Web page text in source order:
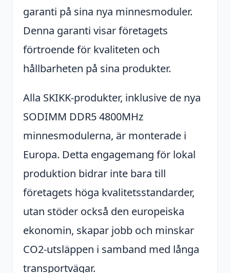
garanti på sina nya minnesmoduler.
Denna garanti visar företagets
förtroende för kvaliteten och
hållbarheten på sina produkter.
Alla SKIKK-produkter, inklusive de nya
SODIMM DDR5 4800MHz
minnesmodulerna, är monterade i
Europa. Detta engagemang för lokal
produktion bidrar inte bara till
företagets höga kvalitetsstandarder,
utan stöder också den europeiska
ekonomin, skapar jobb och minskar
CO2-utsläppen i samband med långa
transportvägar.